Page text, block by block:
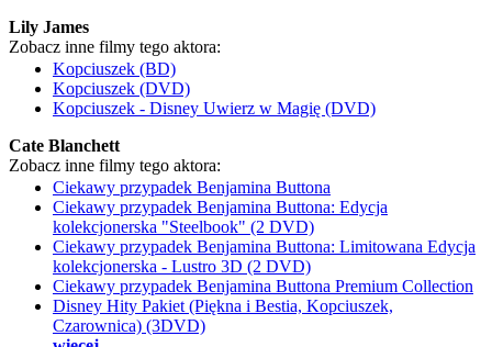
Lily James
Zobacz inne filmy tego aktora:
Kopciuszek (BD)
Kopciuszek (DVD)
Kopciuszek - Disney Uwierz w Magię (DVD)
Cate Blanchett
Zobacz inne filmy tego aktora:
Ciekawy przypadek Benjamina Buttona
Ciekawy przypadek Benjamina Buttona: Edycja
kolekcjonerska "Steelbook" (2 DVD)
Ciekawy przypadek Benjamina Buttona: Limitowana Edycja
kolekcjonerska - Lustro 3D (2 DVD)
Ciekawy przypadek Benjamina Buttona Premium Collection
Disney Hity Pakiet (Piękna i Bestia, Kopciuszek,
Czarownica) (3DVD)